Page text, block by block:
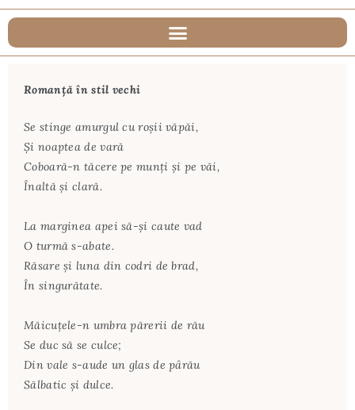
Romanţă în stil vechi
Se stinge amurgul cu roşii văpăi,
Şi noaptea de vară
Coboară-n tăcere pe munţi şi pe văi,
Înaltă şi clară.
La marginea apei să-şi caute vad
O turmă s-abate.
Răsare şi luna din codri de brad,
În singurătate.
Măicuţele-n umbra părerii de rău
Se duc să se culce;
Din vale s-aude un glas de pârău
Sălbatic şi dulce.